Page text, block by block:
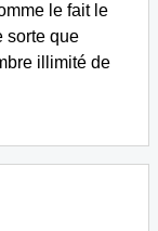
le fait le
sorte que
illimité de